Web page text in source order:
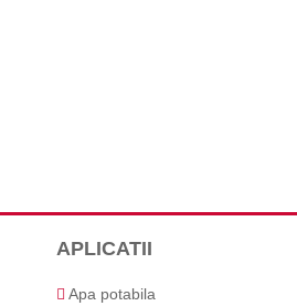
APLICATII
Apa potabila